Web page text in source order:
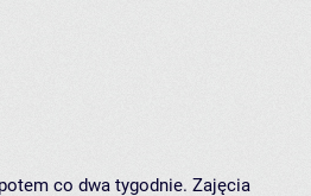
co dwa tygodnie. Zajęcia